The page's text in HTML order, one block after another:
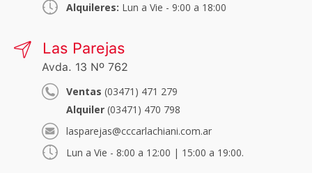
Alquileres: Lun a Vie - 9:00 a 18:00
Las Parejas
Avda. 13 Nº 762
Ventas (03471) 471 279
Alquiler (03471) 470 798
lasparejas@cccarlachiani.com.ar
Lun a Vie - 8:00 a 12:00 | 15:00 a 19:00.